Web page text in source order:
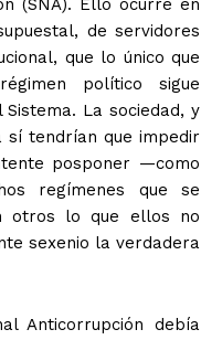
(SNA). Ello ocurre en
de servidores
que lo único que
político sigue
La sociedad, y
sí tendrían que impedir
posponer —como
regímenes que se
otros lo que ellos no
sexenio la verdadera
Anticorrupción debía